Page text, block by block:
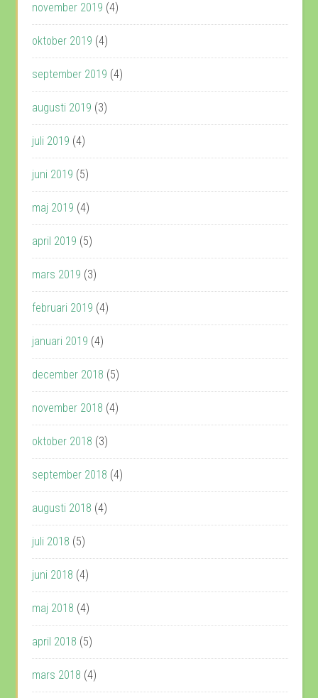
november 2019 (4)
oktober 2019 (4)
september 2019 (4)
augusti 2019 (3)
juli 2019 (4)
juni 2019 (5)
maj 2019 (4)
april 2019 (5)
mars 2019 (3)
februari 2019 (4)
januari 2019 (4)
december 2018 (5)
november 2018 (4)
oktober 2018 (3)
september 2018 (4)
augusti 2018 (4)
juli 2018 (5)
juni 2018 (4)
maj 2018 (4)
april 2018 (5)
mars 2018 (4)